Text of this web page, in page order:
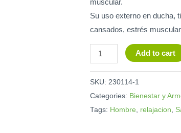
Su uso externo en ducha,
cansados, estrés
Rosas
100gr
quantity
Add to cart
SKU: 230114-1
Categories: Bienestar y
Tags: Hombre relajacion